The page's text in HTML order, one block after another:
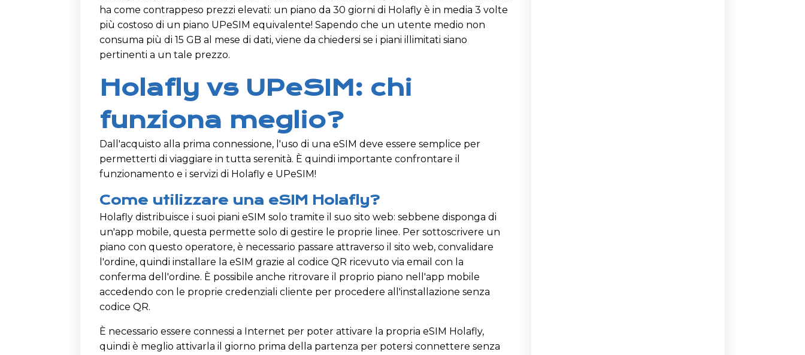
ha come contrappeso prezzi elevati: un piano da 30 giorni di Holafly è in media 3 volte
più costoso di un piano UPeSIM equivalente! Sapendo che un utente medio non
consuma più di 15 GB al mese di dati, viene da chiedersi se i piani illimitati siano
pertinenti a un tale prezzo.
Holafly vs UPeSIM: chi
funziona meglio?
Dall'acquisto alla prima connessione, l'uso di una eSIM deve essere semplice per
permetterti di viaggiare in tutta serenità. È quindi importante confrontare il
funzionamento e i servizi di Holafly e UPeSIM!
Come utilizzare una eSIM Holafly?
Holafly distribuisce i suoi piani eSIM solo tramite il suo sito web: sebbene disponga di
un'app mobile, questa permette solo di gestire le proprie linee. Per sottoscrivere un
piano con questo operatore, è necessario passare attraverso il sito web, convalidare
l'ordine, quindi installare la eSIM grazie al codice QR ricevuto via email con la
conferma dell'ordine. È possibile anche ritrovare il proprio piano nell'app mobile
accedendo con le proprie credenziali cliente per procedere all'installazione senza
codice QR.
È necessario essere connessi a Internet per poter attivare la propria eSIM Holafly,
quindi è meglio attivarla il giorno prima della partenza per potersi connettere senza